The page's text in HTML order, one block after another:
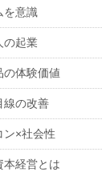
を意識
の起業
の体験価値
線の改善
ン×社会性
本経営とは